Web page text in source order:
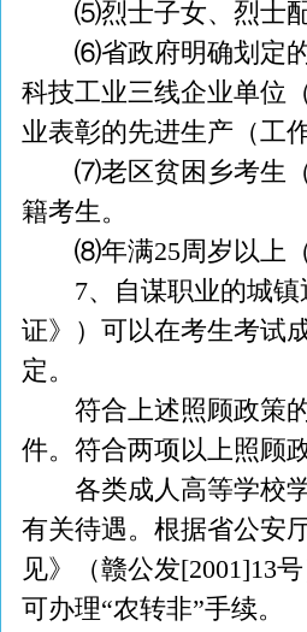
⑸烈士子女、烈士配
⑹省政府明确划定的8
科技工业三线企业单位
业表彰的先进生产（工
⑺老区贫困乡考生（
籍考生。
⑻年满25周岁以上（
7、自谋职业的城镇
证》）可以在考生考试
定。
符合上述照顾政策的
件。符合两项以上照顾
各类成人高等学校学
有关待遇。根据省公安
见》（赣公发[2001]13
可办理“农转非”手续。